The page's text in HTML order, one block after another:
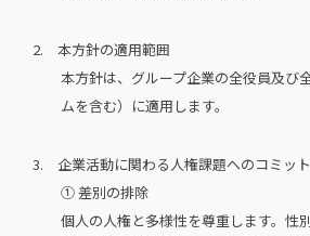
2. 本方針の適用範囲
本方針は、グループ企業の全役員及び
ムを含む）に適用します。
3. 企業活動に関わる人権課題へのコミッ
① 差別の排除
個人の人権と多様性を尊重します。性